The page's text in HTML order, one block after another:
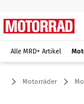
Alle MRD+ Artikel
Motorräder